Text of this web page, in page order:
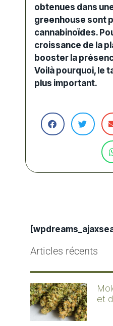
obtenues dans
greenhouse sont
cannabinoïdes.
croissance de la
booster la
Voilà pourquoi, le
plus important.
Articles récents
et